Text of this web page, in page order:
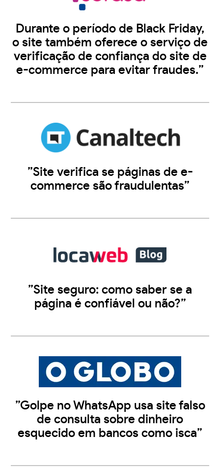
Durante o período de Black Friday,
o site também oferece o serviço de
verificação de confiança do site de
e-commerce para evitar fraudes.”
”Site verifica se páginas de e-
commerce são fraudulentas”
”Site seguro: como saber se a
página é confiável ou não?”
”Golpe no WhatsApp usa site falso
de consulta sobre dinheiro
esquecido em bancos como isca”